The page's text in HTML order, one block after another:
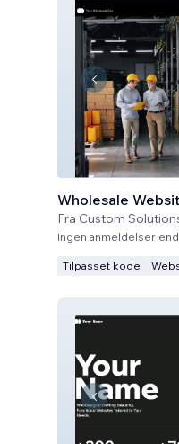
Wholesale
Fra Custom
Ingen anmeldelser
Tilpasset kode